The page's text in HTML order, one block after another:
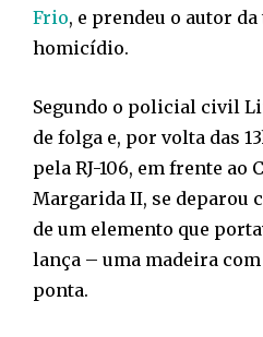
Frio, e prendeu o autor
homicídio.
Segundo o policial civil
de folga e, por volta das
pela RJ-106, em frente ao
Margarida II, se deparou
de um elemento que
lança – uma madeira
ponta.